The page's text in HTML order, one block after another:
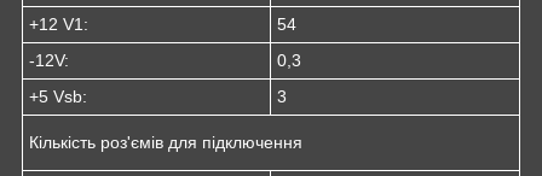
+12 V1:
54
-12V:
0,3
+5 Vsb:
3
Кількість роз'ємів для підключення